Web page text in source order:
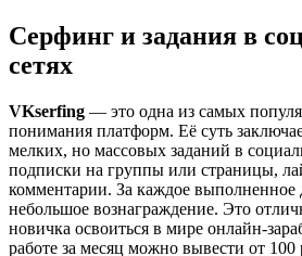
Серфинг и задания в
сетях
VKserfing — это одна из самых
понимания платформ. Её суть
мелких, но массовых заданий в
подписки на группы или страницы,
комментарии. За каждое выполненное
небольшое вознаграждение. Это
новичка освоиться в мире онлайн-
работе за месяц можно вывести от 100